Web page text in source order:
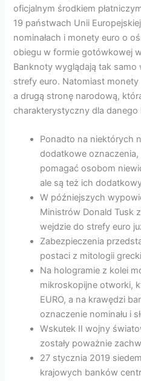
oficjalnym środkiem
19 państwach Unii
nominałach i monety euro o
obiegu w formie gotówkowej
Banknoty wyglądają tak
strefy euro. Natomiast
a drugą stronę narodową,
charakterystyczny dla danego
Ponadto na niektórych
dodatkowe oznaczenia,
pomagać osobom
ale są też ich
W późniejszych
Ministrów Donald Tusk
wejdzie do strefy euro
Zabezpieczenia
postaci z mitologii
Na hologramie z kolei
mikroskopijne otworki,
EURO, a na krawędzi
oznaczenie nominału i
Wskutek II wojny
zostały poważnie
27 stycznia 2019
krajowych banków